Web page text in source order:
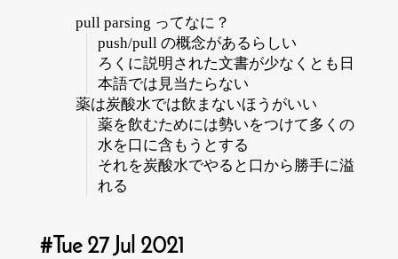
pull parsing ってなに？
push/pull の概念があるらしい
ろくに説明された文書が少なくとも日
本語では見当たらない
薬は炭酸水では飲まないほうがいい
薬を飲むためには勢いをつけて多くの
水を口に含もうとする
それを炭酸水でやると口から勝手に溢
れる
Tue 27 Jul 2021